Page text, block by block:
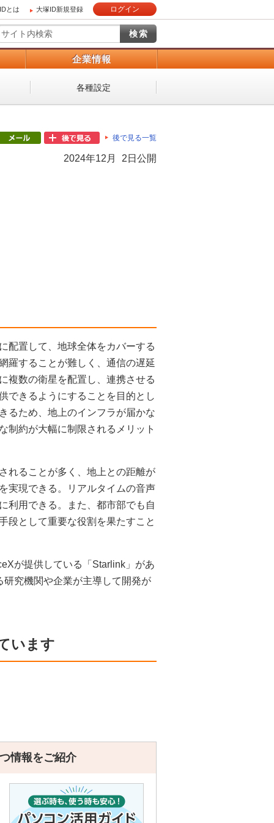
とは 大塚ID新規登録 ログイン
企業情報
各種設定
後で見る一覧
2024年12月 2日公開
配置して、地球全体をカバーする
羅することが難しく、通信の遅延
複数の衛星を配置し、連携させる
できるようにすることを目的とし
るため、地上のインフラが届かな
制約が大幅に制限されるメリット
れることが多く、地上との距離が
実現できる。リアルタイムの音声
利用できる。また、都市部でも自
段として重要な役割を果たすこと
が提供している「Starlink」があ
究機関や企業が主導して開発が
います
情報をご紹介